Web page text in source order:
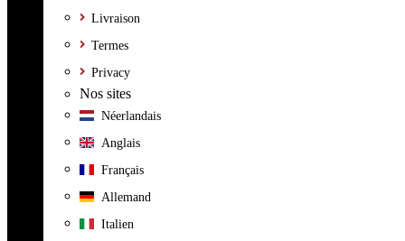
Livraison
Termes
Privacy
Nos sites
Néerlandais
Anglais
Français
Allemand
Italien